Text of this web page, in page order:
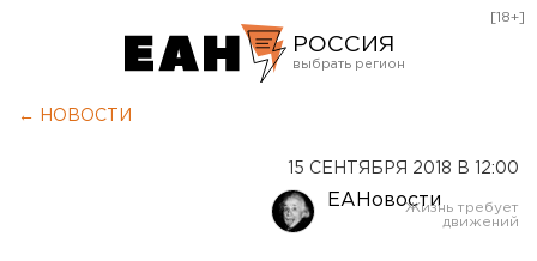
РОССИЯ
Оренбург
[18+]
← НОВОСТИ
15 СЕНТЯБРЯ 2018 В 12:00
ЕАНовости